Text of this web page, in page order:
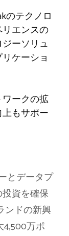
のテクノロ
エンスの
ーソリュ
ケーショ
ークの拡
もサポー
とデータプ
資を確保
ンドの新興
4,500万ポ